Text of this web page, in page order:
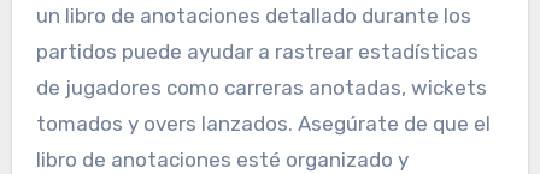
un libro de anotaciones detallado durante los
partidos puede ayudar a rastrear estadísticas
de jugadores como carreras anotadas, wickets
tomados y overs lanzados. Asegúrate de que el
libro de anotaciones esté organizado y